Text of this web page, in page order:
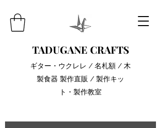
TADUGANE CRAFTS
​ギター・ウクレレ / 名札額 / 木
製食器 製作直販 / 製作キッ
ト・製作教室